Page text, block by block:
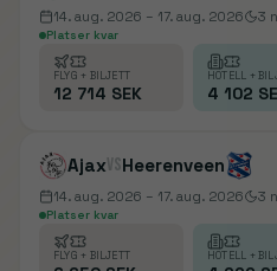
14. aug. 2026 – 17. aug. 2026 3
Platser kvar
FLYG + BILJETT
12 714 SEK
HOTELL +
4 102
AjaxvsHeerenveen
14. aug. 2026 – 17. aug. 2026 3
Platser kvar
FLYG + BILJETT HOTELL +